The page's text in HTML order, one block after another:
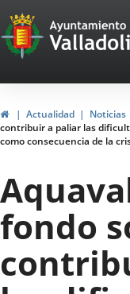
Portal
Web
del
de
Valladolid
InicioActualidad Noticias
contribuir a paliar las
como consecuencia de la
fondo